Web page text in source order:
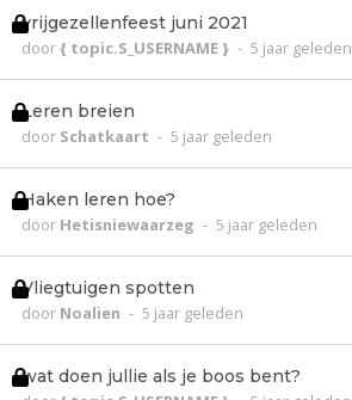
vrijgezellenfeest juni 2021
door{ topic.S_USERNAME } - 5 jaar geleden
Leren breien
door Schatkaart - 5 jaar geleden
Haken leren hoe?
door Hetisniewaarzeg - 5 jaar geleden
Vliegtuigen spotten
door Noalien - 5 jaar geleden
wat doen jullie als je boos bent?